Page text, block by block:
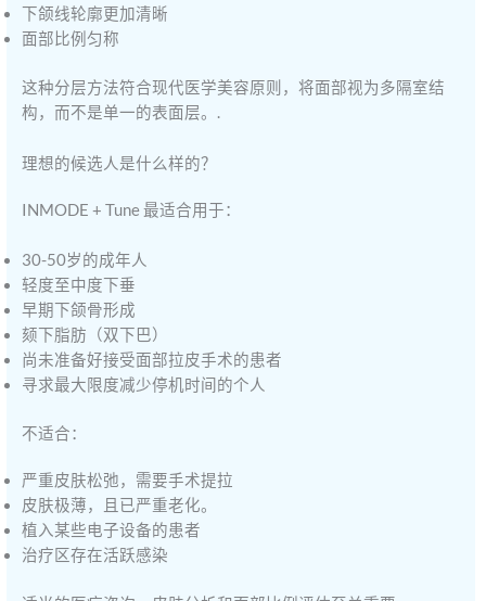
下颌线轮廓更加清晰
面部比例匀称
这种分层方法符合现代医学美容原则，将面部视为多隔室结
构，而不是单一的表面层。.
理想的候选人是什么样的？
INMODE + Tune 最适合用于：
30-50岁的成年人
轻度至中度下垂
早期下颌骨形成
颏下脂肪（双下巴）
尚未准备好接受面部拉皮手术的患者
寻求最大限度减少停机时间的个人
不适合：
严重皮肤松弛，需要手术提拉
皮肤极薄，且已严重老化。
植入某些电子设备的患者
治疗区存在活跃感染